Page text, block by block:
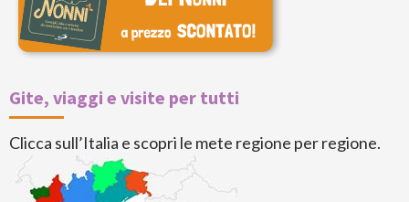
Gite, viaggi e visite per tutti
Clicca sull’Italia e scopri le mete regione per regione.